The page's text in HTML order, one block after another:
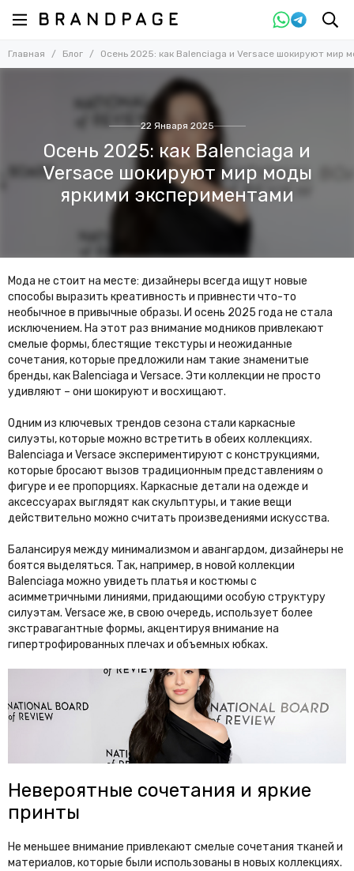
Главная Блог Осень 2025: как Balenciaga и Versace шокируют мир
22 Января 2025
Осень 2025: как Balenciaga и
Versace шокируют мир моды
яркими экспериментами
Мода не стоит на месте: дизайнеры всегда ищут новые
способы выразить креативность и привнести что-то
необычное в привычные образы. И осень 2025 года не стала
исключением. На этот раз внимание модников привлекают
смелые формы, блестящие текстуры и неожиданные
сочетания, которые предложили нам такие знаменитые
бренды, как Balenciaga и Versace. Эти коллекции не просто
удивляют – они шокируют и восхищают.
Одним из ключевых трендов сезона стали каркасные
силуэты, которые можно встретить в обеих коллекциях.
Balenciaga и Versace экспериментируют с конструкциями,
которые бросают вызов традиционным представлениям о
фигуре и ее пропорциях. Каркасные детали на одежде и
аксессуарах выглядят как скульптуры, и такие вещи
действительно можно считать произведениями искусства.
Балансируя между минимализмом и авангардом, дизайнеры не
боятся выделяться. Так, например, в новой коллекции
Balenciaga можно увидеть платья и костюмы с
асимметричными линиями, придающими особую структуру
силуэтам. Versace же, в свою очередь, использует более
экстравагантные формы, акцентируя внимание на
гипертрофированных плечах и объемных юбках.
Невероятные сочетания и яркие
принты
Не меньшее внимание привлекают смелые сочетания тканей и
материалов, которые были использованы в новых коллекциях.